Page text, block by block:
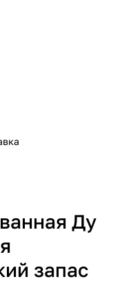
Ду
запас